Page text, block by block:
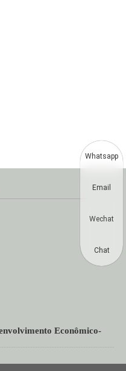
Econômico-
Whatsapp
Email
Wechat
Chat